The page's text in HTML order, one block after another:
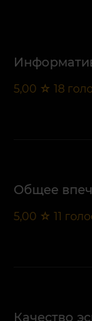
5,00 ☆ 18
Общее
5,00 ☆ 11
Качество